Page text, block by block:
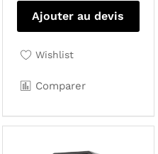
Ajouter au devis
Wishlist
Comparer